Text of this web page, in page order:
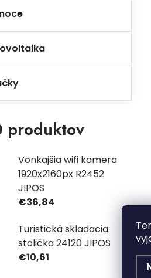
produktov
Vonkajšia wifi kamera
1920x2160px R2452
JIPOS
€36,84
Turistická skladacia
stolička 24120 JIPOS
€10,61